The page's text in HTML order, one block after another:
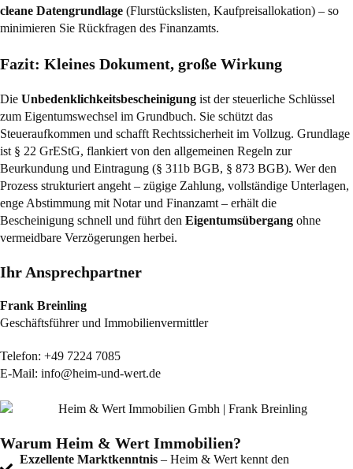
cleane Datengrundlage (Flurstückslisten, Kaufpreisallokation) – so
minimieren Sie Rückfragen des Finanzamts.
Fazit: Kleines Dokument, große Wirkung
Die Unbedenklichkeitsbescheinigung ist der steuerliche Schlüssel
zum Eigentumswechsel im Grundbuch. Sie schützt das
Steueraufkommen und schafft Rechtssicherheit im Vollzug. Grundlage
ist § 22 GrEStG, flankiert von den allgemeinen Regeln zur
Beurkundung und Eintragung (§ 311b BGB, § 873 BGB). Wer den
Prozess strukturiert angeht – zügige Zahlung, vollständige Unterlagen,
enge Abstimmung mit Notar und Finanzamt – erhält die
Bescheinigung schnell und führt den Eigentumsübergang ohne
vermeidbare Verzögerungen herbei.
Ihr Ansprechpartner
Frank Breinling
Geschäftsführer und Immobilienvermittler
Telefon: +49 7224 7085
E-Mail: info@heim-und-wert.de
Warum Heim & Wert Immobilien?
Exzellente Marktkenntnis – Heim & Wert kennt den